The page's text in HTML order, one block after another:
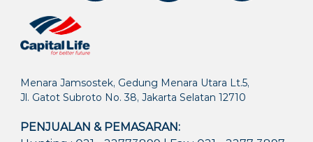
Menara Jamsostek, Gedung Menara Utara Lt.5,
Jl. Gatot Subroto No. 38, Jakarta Selatan 12710
PENJUALAN & PEMASARAN: